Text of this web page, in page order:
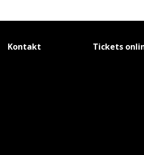
Kontakt Tickets